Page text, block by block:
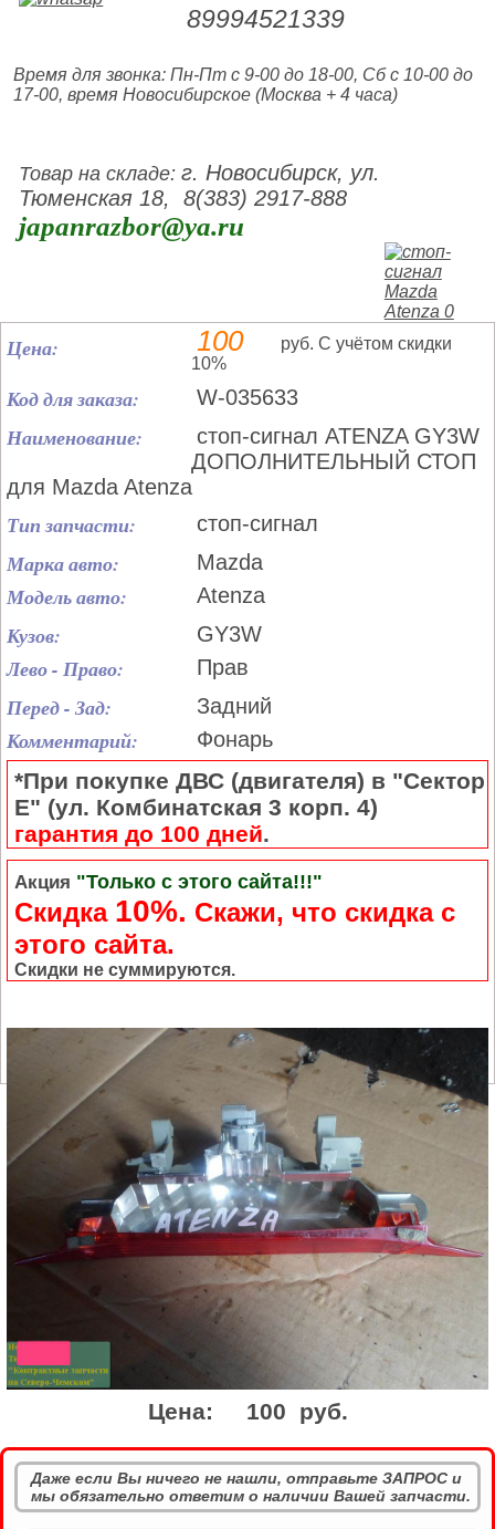
89994521339
Время для звонка: Пн-Пт с 9-00 до 18-00, Сб с 10-00 до
17-00, время Новосибирское (Москва + 4 часа)
Товар на складе:г. Новосибирск, ул.
Тюменская 18, 8(383) 2917-888
japanrazbor@ya.ru
Цена: 100
руб. С учётом скидки
10%
Код для заказа: W-035633
Наименование:
стоп-сигнал ATENZA GY3W
ДОПОЛНИТЕЛЬНЫЙ СТОП
для Mazda Atenza
Тип запчасти: стоп-сигнал
Марка авто: Mazda
Модель авто: Atenza
Кузов: GY3W
Лево - Право: Прав
Перед - Зад: Задний
Комментарий: Фонарь
*При покупке ДВС (двигателя) в "Сектор
Е" (ул. Комбинатская 3 корп. 4)
гарантия до 100 дней.
Акция "Только с этого сайта!!!"
Скидка 10%. Cкажи, что скидка с
этого сайта.
Скидки не суммируются.
Цена: 100 руб.
Даже если Вы ничего не нашли, отправьте ЗАПРОС и
мы обязательно ответим о наличии Вашей запчасти.